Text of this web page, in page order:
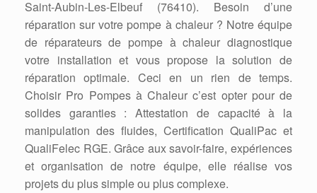
Saint-Aubin-Les-Elbeuf (76410). Besoin d’une
réparation sur votre pompe à chaleur ? Notre équipe
de réparateurs de pompe à chaleur diagnostique
votre installation et vous propose la solution de
réparation optimale. Ceci en un rien de temps.
Choisir Pro Pompes à Chaleur c’est opter pour de
solides garanties : Attestation de capacité à la
manipulation des fluides, Certification QualiPac et
QualiFelec RGE. Grâce aux savoir-faire, expériences
et organisation de notre équipe, elle réalise vos
projets du plus simple ou plus complexe.